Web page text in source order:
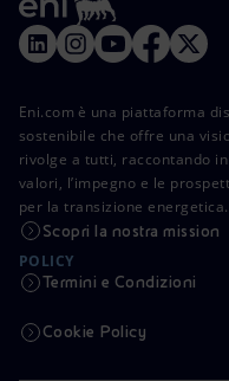
Eni.com è una piattaforma
sostenibile che offre una
rivolge a tutti, raccontando
valori, l’impegno e le
per la transizione energetica.
Scopri la nostra mission
POLICY
Termini e Condizioni
Cookie Policy